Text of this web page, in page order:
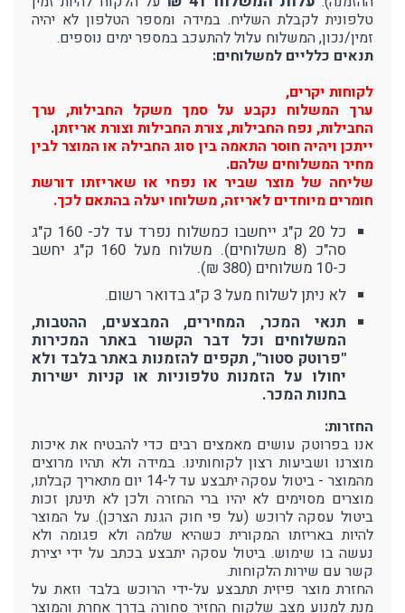
טלפונית לקבלת השליח. במידה ומספר הטלפון לא יהיה
זמין/נכון, המשלוח עלול להתעכב במספר ימים נוספים.
תנאים כלליים למשלוחים:
לקוחות יקרים,
ערך המשלוח נקבע על סמך משקל החבילות, ערך
החבילות, נפח החבילות, צורת החבילות וצורת אריזתן.
ייתכן ויהיה חוסר התאמה בין סוג החבילה או המוצר לבין
מחיר המשלוחים שלהם.
שליחה של מוצר שביר או נפחי או שאריזתו דורשת
חומרים מיוחדים לאריזה, משלוחו יעלה בהתאם לכך.
כל 20 ק"ג ייחשבו כמשלוח נפרד עד לכ- 160 ק"ג
סה"כ (8 משלוחים). משלוח מעל 160 ק"ג יחשב
כ-10 משלוחים (380 ₪).
לא ניתן לשלוח מעל 3 ק"ג בדואר רשום.
תנאי המכר, המחירים, המבצעים, ההטבות,
המשלוחים וכל דבר הקשור באתר המכירות
"פרוטק סטור", תקפים להזמנות באתר בלבד ולא
יחולו על הזמנות טלפוניות או קניות ישירות
בחנות המכר.
החזרות:
אנו בפרוטק עושים מאמצים רבים כדי להבטיח את איכות
מוצרנו ושביעות רצון לקוחותינו. במידה ולא תהיו מרוצים
מהמוצר - ביטול עסקה יתבצע עד ל-14 יום מתאריך קבלתו,
מוצרים מסוימים לא יהיו ברי החזרה ולכן לא תינתן זכות
ביטול עסקה לרוכש (על פי חוק הגנת הצרכן). על המוצר
להיות באריזתו המקורית כשהיא שלמה ולא פגומה ולא
נעשה בו שימוש. ביטול עסקה יתבצע בכתב על ידי יצירת
קשר עם שירות הלקוחות.
החזרת מוצר פיזית תתבצע על-ידי הרוכש בלבד וזאת על
מנת למנוע מצב שלקוח החזיר סחורה בדרך אחרת והמוצר